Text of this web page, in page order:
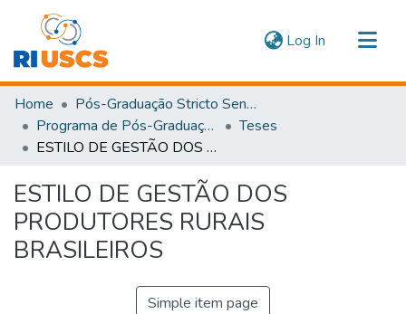
Log In (current)
Communities & Collections
Navigate
Statistics
Home
Pós-Graduação Stricto Sensu
Programa de Pós-Graduação em Administração
Teses
ESTILO DE GESTÃO DOS PRODUTORES RURAIS BRASILEIROS
ESTILO DE GESTÃO DOS
PRODUTORES RURAIS
BRASILEIROS
Simple item page